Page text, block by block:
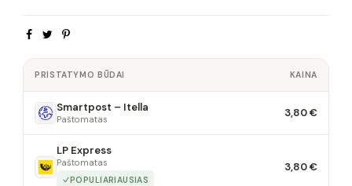
PRISTATYMO BŪDAI KAINA
Smartpost – Itella
Paštomatas 3,80 €
LP Express
Paštomatas
POPULIARIAUSIAS
3,80 €